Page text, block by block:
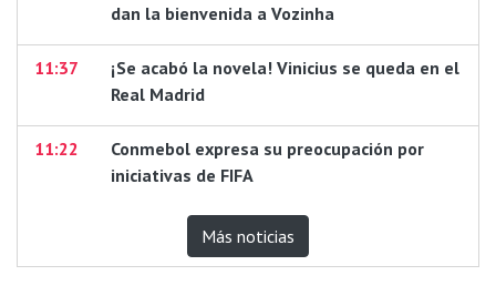
dan la bienvenida a Vozinha
11:37
¡Se acabó la novela! Vinicius se queda en el
Real Madrid
11:22
Conmebol expresa su preocupación por
iniciativas de FIFA
Más noticias